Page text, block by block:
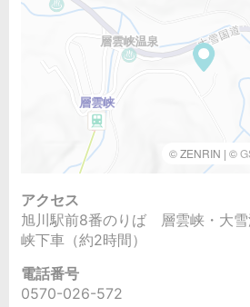
アクセス
旭川駅前8番のりば 層雲峡・大雪
峡下車（約2時間）
電話番号
0570-026-572